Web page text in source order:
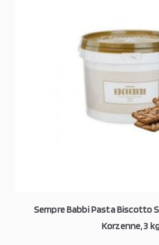
Sempre Babbi Pasta Biscotto
Korzenne, 3